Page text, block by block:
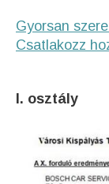
Gyorsan
Csatlakozz
I. osztály